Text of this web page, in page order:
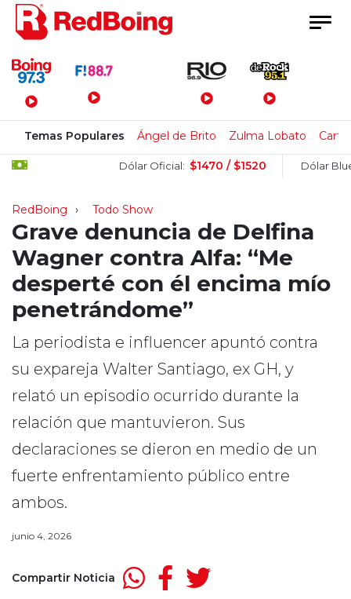
Menú Principal
Temas Populares Ángel de Brito Zulma Lobato
Dólar Oficial: $1470 / $1520 Dólar Blue:
RedBoing Todo Show
Grave denuncia de Delfina
Wagner contra Alfa: “Me
desperté con él encima mío
penetrándome”
La periodista e influencer apuntó contra
su expareja Walter Santiago, ex GH, y
relató un episodio ocurrido durante la
relación que mantuvieron. Sus
declaraciones se dieron en medio de un
fuerte enfrentamiento público entre
ambos.
junio 4, 2026
Compartir Noticia